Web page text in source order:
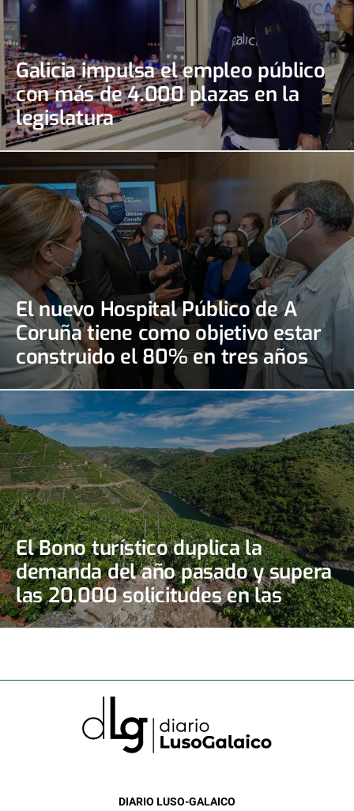
Galicia impulsa el empleo público
con más de 4.000 plazas en la
legislatura
El nuevo Hospital Público de A
Coruña tiene como objetivo estar
construido el 80% en tres años
El Bono turístico duplica la
demanda del año pasado y supera
las 20.000 solicitudes en las
primeras doce horas
DIARIO LUSO-GALAICO